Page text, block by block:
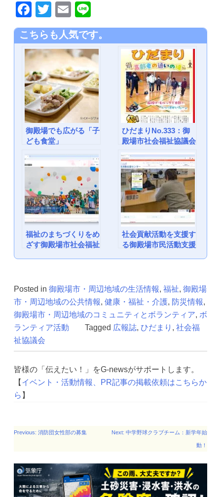
F
a
c
e
b
o
o
k
T
wi
tt
er
E
m
ail
n
e
こちらも人気です。
御殿場でも広がる「子
ども食堂」
ひだまりNo.333：御
殿場市社会福祉協議会
福祉のまちづくりをめ
ざす御殿場市社会福祉
社会貢献活動を支援す
る御殿場市民活動支援
Posted in 御殿場市・周辺地域の生活情報, 福祉, 御殿場
市・周辺地域の公共情報, 健康・福祉・介護, 防災情報,
御殿場市・周辺地域のコミュニティとボランティア, ボ
ランティア活動
Tagged 広報誌, ひだまり , 社会福
祉協議会
皆様の「伝えたい！」をG-newsがサポートします。
【 イベント・活動情報、PR記事の掲載依頼はこちらか
ら 】
投
ビ
ゲー
Previous: 消防団女性部の募集 Next: 中学野球クラブチーム：新学年始
動！